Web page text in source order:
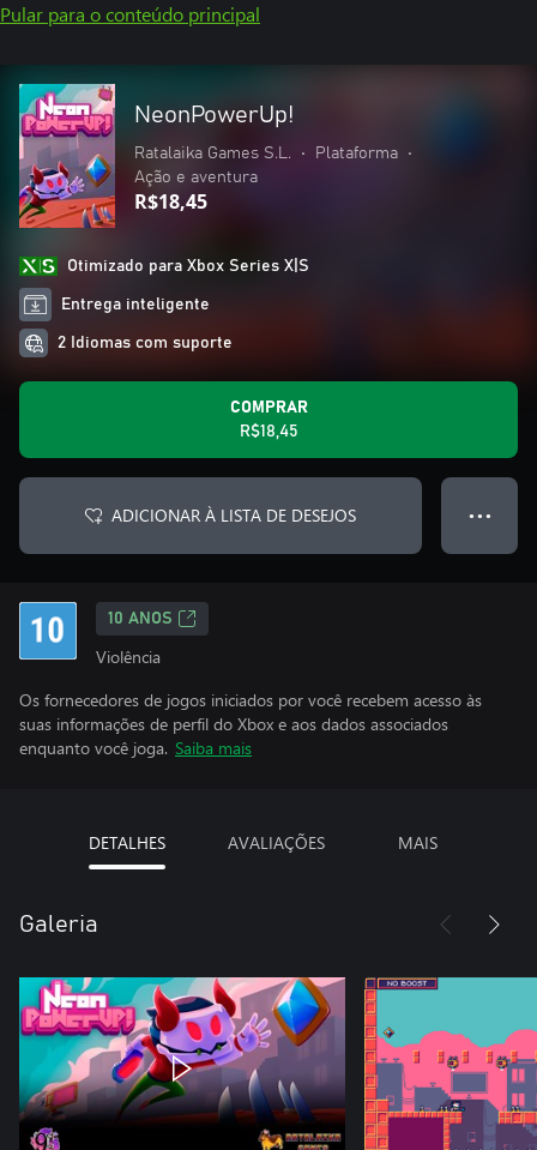
Pular para o conteúdo principal
NeonPowerUp!
Ratalaika Games S.L. • Plataforma
•
Ação e aventura
R$18,45
Otimizado para Xbox Series X|S
Entrega inteligente
2 Idiomas com suporte
COMPRAR
R$18,45
ADICIONAR À LISTA DE DESEJOS ● ● ●
10 ANOS
Violência
Os fornecedores de jogos iniciados por você recebem acesso às
suas informações de perfil do Xbox e aos dados associados
enquanto você joga. Saiba mais
DETALHES AVALIAÇÕES MAIS
Galeria